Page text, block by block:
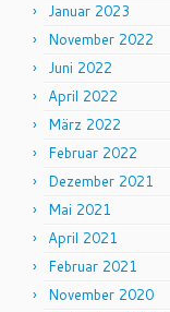
Januar 2023
November 2022
Juni 2022
April 2022
März 2022
Februar 2022
Dezember 2021
Mai 2021
April 2021
Februar 2021
November 2020